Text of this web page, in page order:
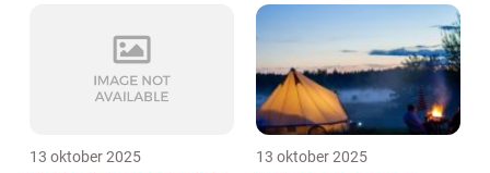
13 oktober 2025 13 oktober 2025